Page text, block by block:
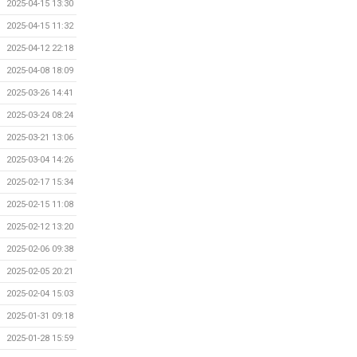
2025-04-15 13:30
2025-04-15 11:32
2025-04-12 22:18
2025-04-08 18:09
2025-03-26 14:41
2025-03-24 08:24
2025-03-21 13:06
2025-03-04 14:26
2025-02-17 15:34
2025-02-15 11:08
2025-02-12 13:20
2025-02-06 09:38
2025-02-05 20:21
2025-02-04 15:03
2025-01-31 09:18
2025-01-28 15:59